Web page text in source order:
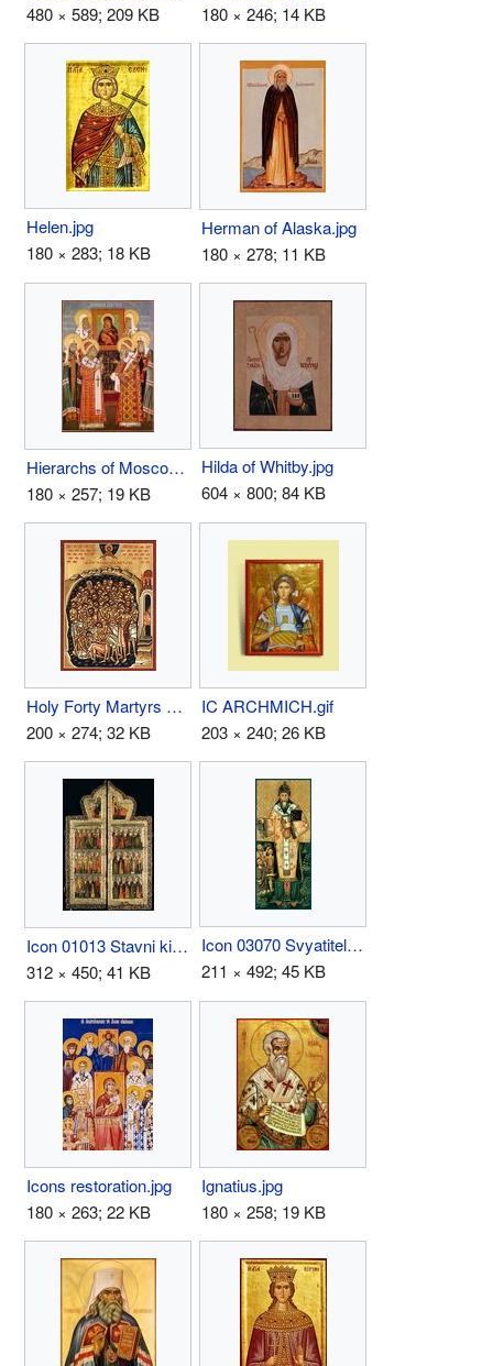
480 × 589; 209 KB
180 × 246; 14 KB
Helen.jpg
180 × 283; 18 KB
Herman of Alaska.jpg
180 × 278; 11 KB
Hierarchs of Moscow.JPG
180 × 257; 19 KB
Hilda of Whitby.jpg
604 × 800; 84 KB
Holy Forty Martyrs of Sebaste.jpg
200 × 274; 32 KB
IC ARCHMICH.gif
203 × 240; 26 KB
Icon 01013 Stavni kiota. Blagoveschenie. Svyatye i apostoly.jpg
312 × 450; 41 KB
Icon 03070 Svyatitel' Nikolaj Chudotvorec.jpg
211 × 492; 45 KB
Icons restoration.jpg
180 × 263; 22 KB
Ignatius.jpg
180 × 258; 19 KB